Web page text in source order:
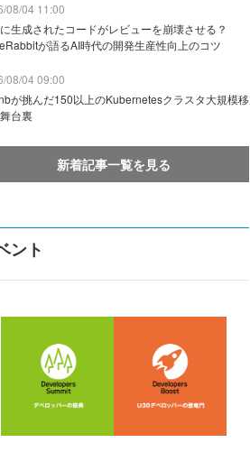
08/04 11:00
生成されたコードがレビューを崩壊させる？
が語るAI時代の開発生産性向上のコツ
08/04 09:00
が挑んだ150以上のKubernetesクラスタ大規模移
台裏
新着記事一覧を見る
ント